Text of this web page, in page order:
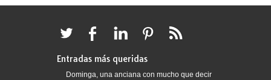
Entradas más queridas
Dominga, una anciana con mucho que decir